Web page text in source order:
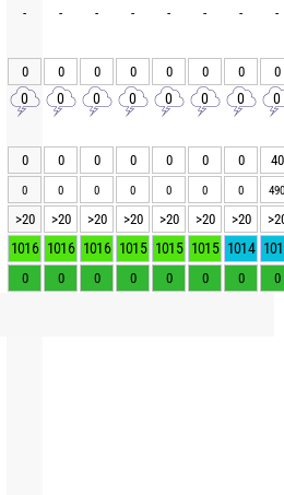
- - - - - - - -
0 0 0 0 0 0 0 0
0 0 0 0 0 0 0 0
0 0 0 0 0 0 0 40
0 0 0 0 0 0 0 490
>20 >20 >20 >20 >20 >20 >20
1016 1016 1016 1015 1015 1015 1014
0 0 0 0 0 0 0 0